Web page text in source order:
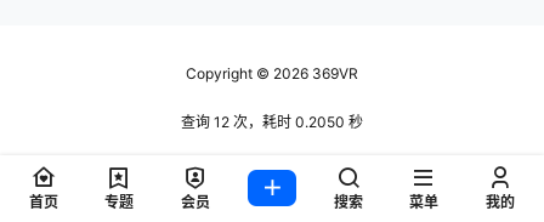
Copyright © 2026 369VR
查询 12 次，耗时 0.2050 秒
首页 专题 会员 搜索 菜单 我的